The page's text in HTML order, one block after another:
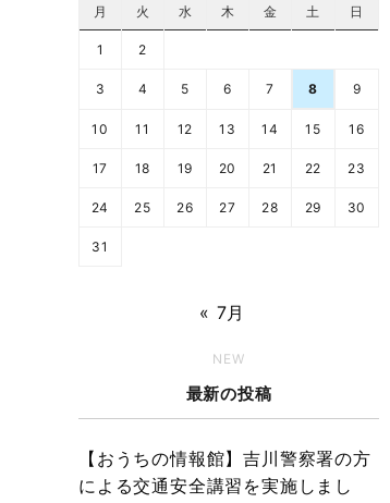
月 火 水 木 金 土 日
1 2
3 4 5 6 7 8 9
10 11 12 13 14 15 16
17 18 19 20 21 22 23
24 25 26 27 28 29 30
31
« 7月
NEW
最新の投稿
【おうちの情報館】吉川警察署の方
による交通安全講習を実施しまし